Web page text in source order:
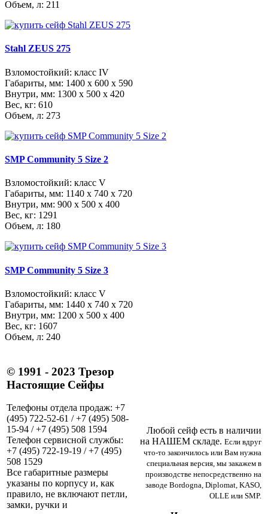
Объем, л: 211
Stahl ZEUS 275
Взломостойкий: класс IV
Габариты, мм: 1400 x 600 x 590
Внутри, мм: 1300 x 500 x 420
Вес, кг: 610
Объем, л: 273
SMP Community 5 Size 2
Взломостойкий: класс V
Габариты, мм: 1140 x 740 x 720
Внутри, мм: 900 x 500 x 400
Вес, кг: 1291
Объем, л: 180
SMP Community 5 Size 3
Взломостойкий: класс V
Габариты, мм: 1440 x 740 x 720
Внутри, мм: 1200 x 500 x 400
Вес, кг: 1607
Объем, л: 240
© 1991 - 2023 Трезор
Настоящие Сейфы
Телефоны отдела продаж: +7
(495) 722-52-61 / +7 (495) 508-
15-94 / +7 (495) 508 1594
Телефон сервисной службы:
+7 (495) 722-19-19 / +7 (495)
508 1529
Все габаритные размеры
указаны по корпусу и, как
правило, не включают петли,
замки, ручки и
Любой сейф есть в наличии
на НАШЕМ складе. Если вдруг
что-то закончилось или Вам нужна
специальная версия, мы закажем в
производстве непосредственно на
заводе Bordogna, Diplomat, KASO,
OLLE или SMP.